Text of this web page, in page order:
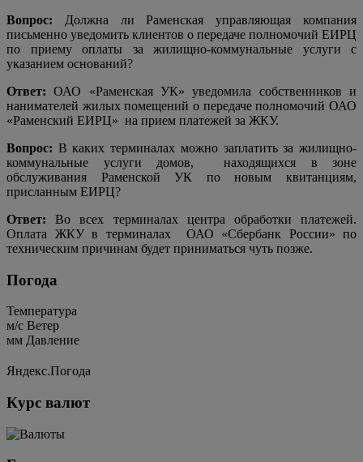
Вопрос: Должна ли Раменская управляющая компания
письменно уведомить клиентов о передаче полномочий ЕИРЦ
по приему оплаты за жилищно-коммунальные услуги с
указанием оснований?
Ответ:
ОАО «Раменская УК»уведомила собственников и
нанимателей жилых помещений о передаче полномочий ОАО
«Раменский ЕИРЦ» на прием платежей за ЖКУ.
Вопрос: В каких терминалах можно заплатить за жилищно-
коммунальные услуги домов,
находящихся в зоне
обслуживания Раменской УК по новым квитанциям,
присланным ЕИРЦ?
Ответ: Во всех терминалах центра обработки платежей.
Оплата ЖКУ в терминалах
ОАО «Сбербанк России» по
техническим причинам будет приниматься чуть позже.
Погода
Температура
м/c Ветер
мм Давление
Яндекс.Погода
Курс валют